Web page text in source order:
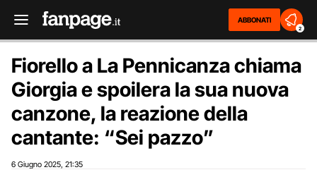
ABBONATI
2
Fiorello a La Pennicanza chiama
Giorgia e spoilera la sua nuova
canzone, la reazione della
cantante: “Sei pazzo”
6 Giugno 2025 21:35